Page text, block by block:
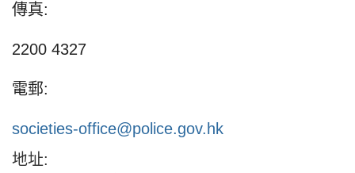
傳真:
2200 4327
電郵:
societies-office@police.gov.hk
地址: